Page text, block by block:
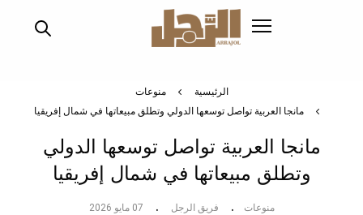
الرئيسية
منوعات
مانجا العربية تواصل توسعها الدولي وتطلق مبيعاتها في شمال إفريقيا
مانجا العربية تواصل توسعها الدولي
وتطلق مبيعاتها في شمال إفريقيا
منوعات فريق الرجل 07 مايو 2026